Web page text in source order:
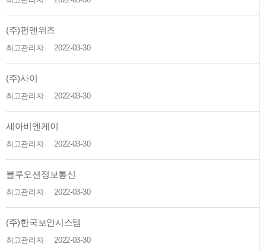
(주)펀앤위즈
최고관리자 2022-03-30
(주)사이
최고관리자 2022-03-30
세아비엔케이
최고관리자 2022-03-30
블루오션정보통신
최고관리자 2022-03-30
(주)한국보안시스템
최고관리자 2022-03-30